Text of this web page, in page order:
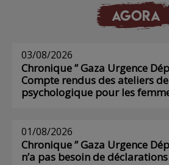
AGORA
03/08/2026
Chronique ” Gaza Urgence
Compte rendus des ateliers
psychologique pour les
01/08/2026
Chronique ” Gaza Urgence
n’a pas besoin de